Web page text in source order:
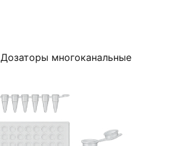
Дозаторы многоканальные